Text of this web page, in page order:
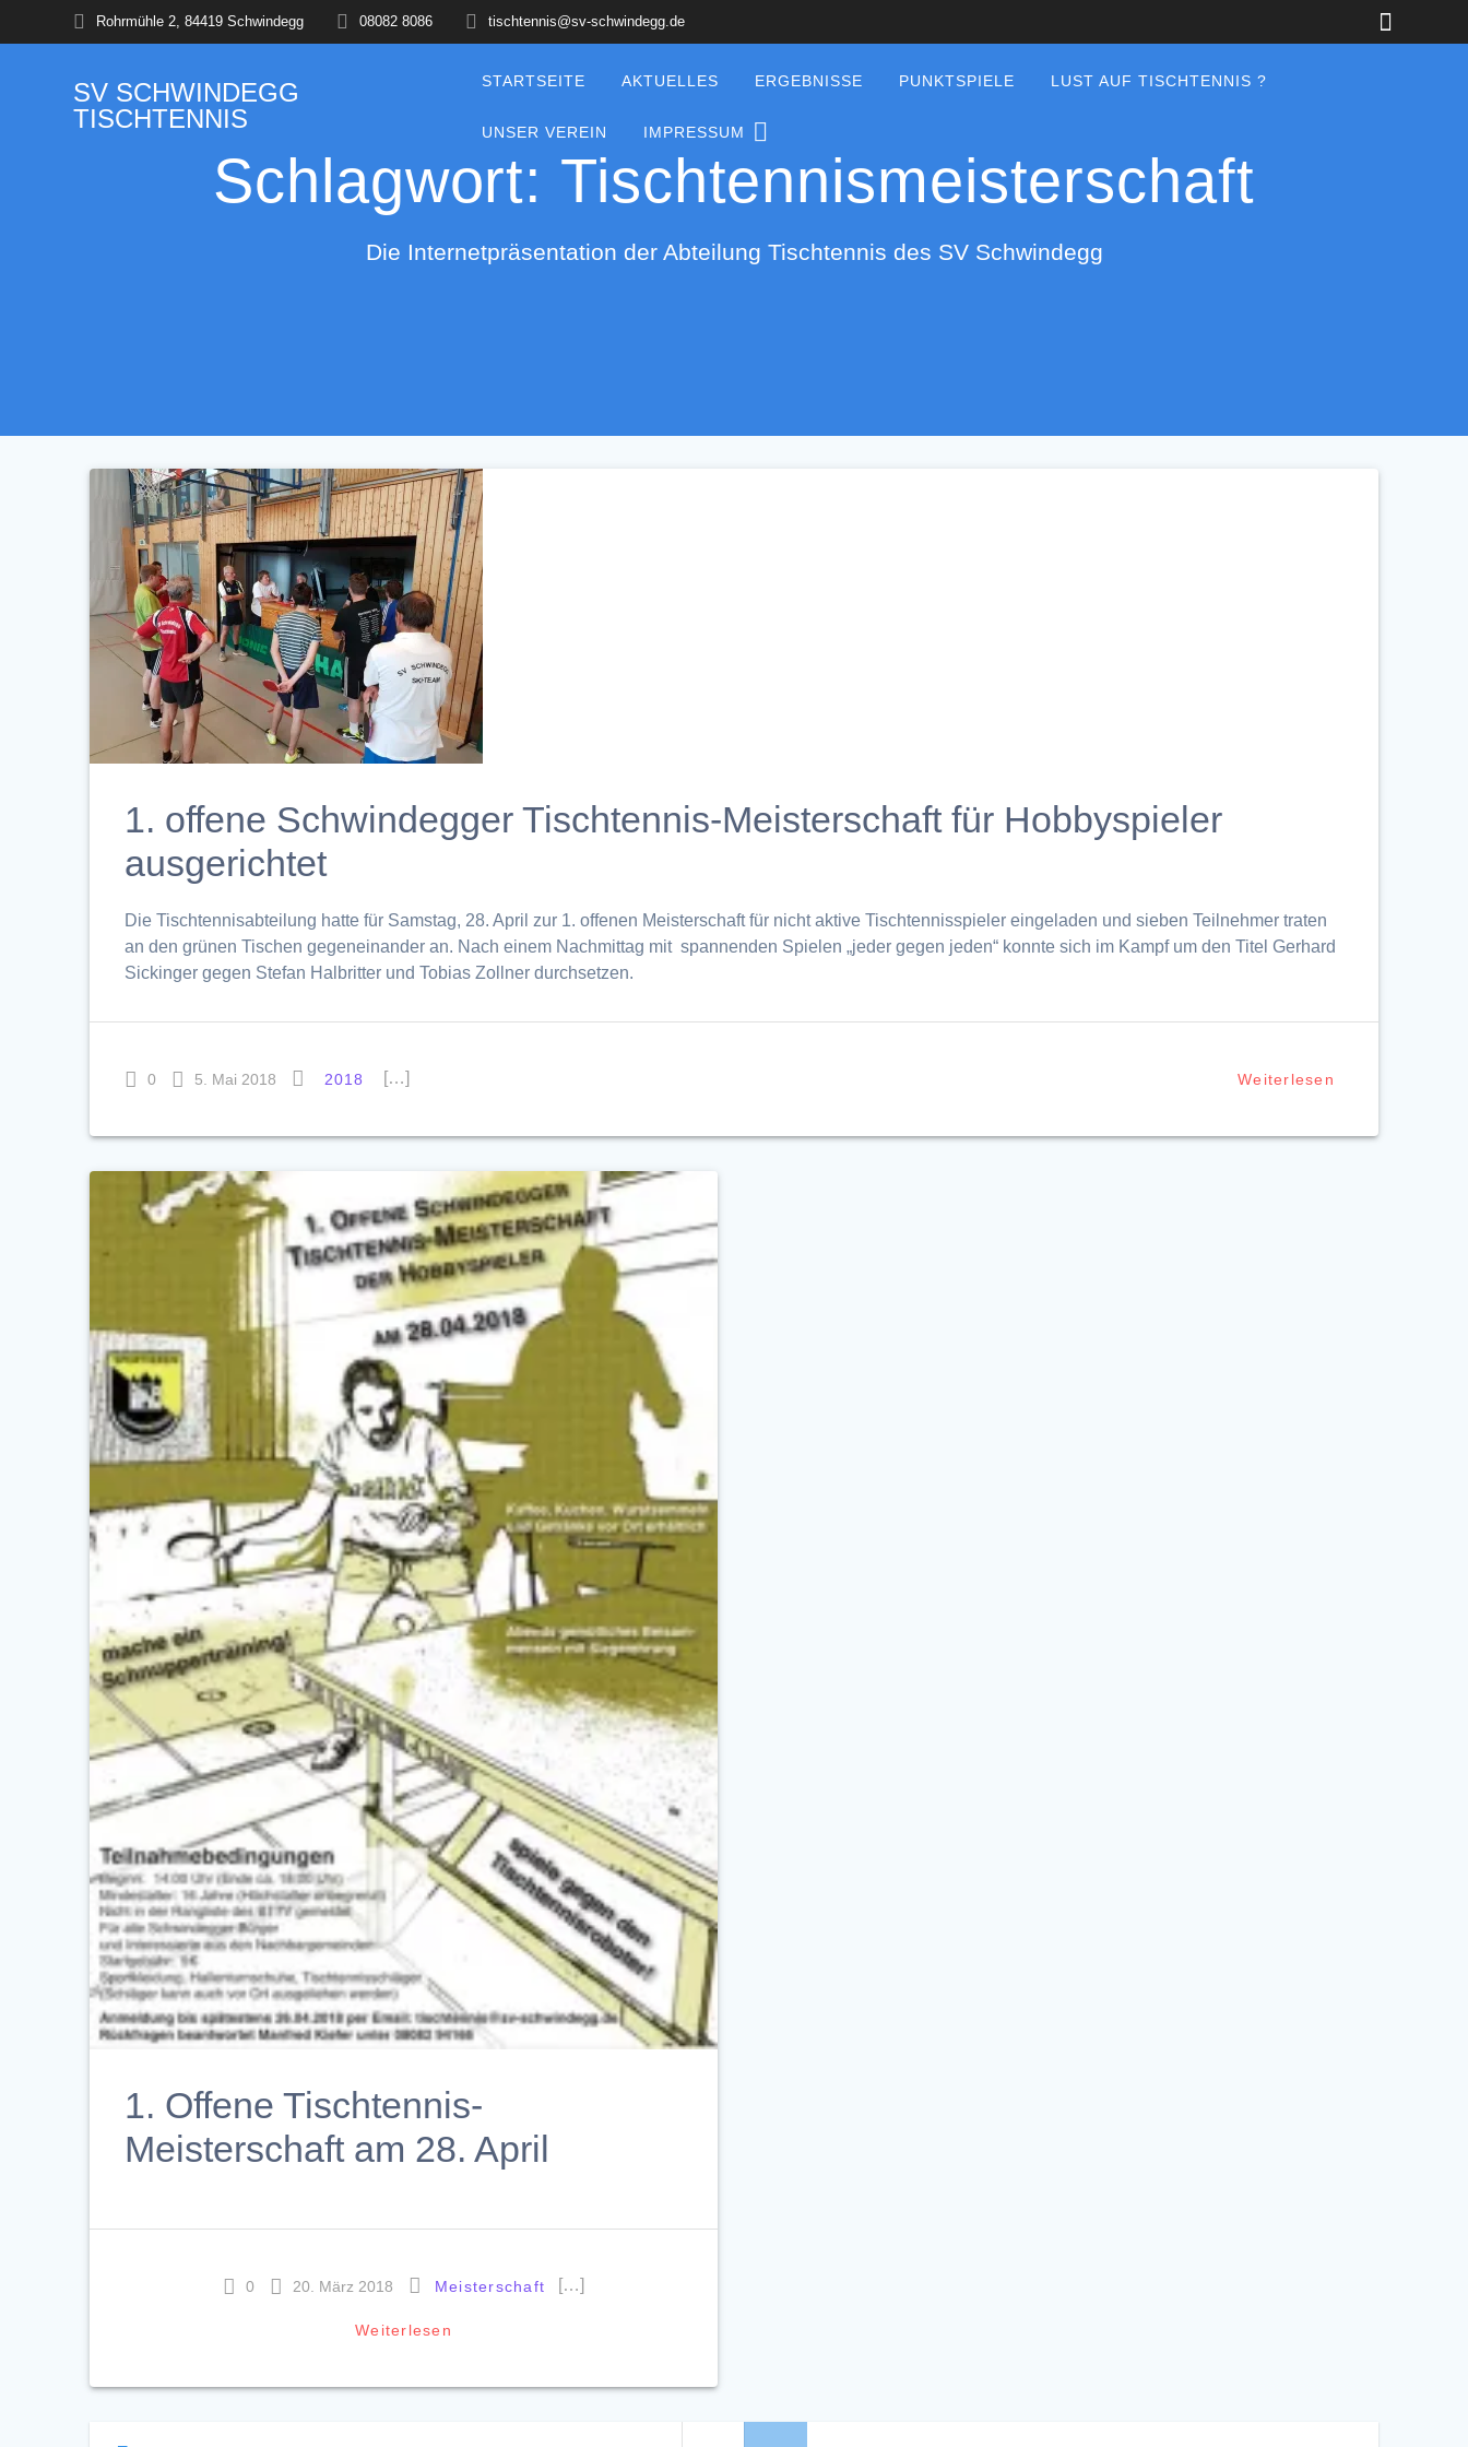
Rohrmühle 2, 84419 Schwindegg 08082 8086 tischtennis@sv-schwindegg.de
SV SCHWINDEGG
TISCHTENNIS
STARTSEITE AKTUELLES ERGEBNISSE PUNKTSPIELE LUST AUF TISCHTENNIS ?
UNSER VEREIN IMPRESSUM
Schlagwort: Tischtennismeisterschaft
Die Internetpräsentation der Abteilung Tischtennis des SV Schwindegg
1. offene Schwindegger Tischtennis-Meisterschaft für Hobbyspieler
ausgerichtet
Die Tischtennisabteilung hatte für Samstag, 28. April zur 1. offenen Meisterschaft für nicht aktive Tischtennisspieler eingeladen und sieben Teilnehmer traten
an den grünen Tischen gegeneinander an. Nach einem Nachmittag mit spannenden Spielen „jeder gegen jeden“ konnte sich im Kampf um den Titel Gerhard
Sickinger gegen Stefan Halbritter und Tobias Zollner durchsetzen.
0 5. Mai 2018 2018 […] Weiterlesen
1. Offene Tischtennis-
Meisterschaft am 28. April
0 20. März 2018 Meisterschaft […]
Weiterlesen